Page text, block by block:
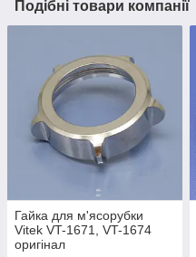
Подібні товари компанії
Гайка для м'ясорубки
Vitek VT-1671, VT-1674
оригінал